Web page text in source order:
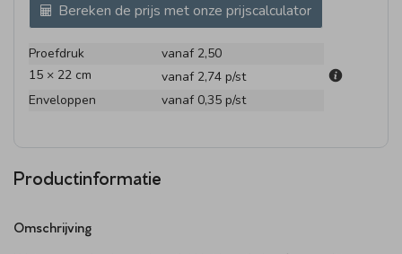
Bereken de prijs met onze prijscalculator
Proefdruk
vanaf 2,50
15 × 22 cm
vanaf 2,74 p/st
Enveloppen
vanaf 0,35 p/st
Productinformatie
Omschrijving